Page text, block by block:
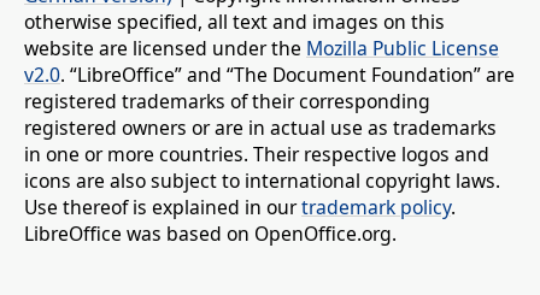
otherwise specified, all text and images on this
website are licensed under the Mozilla Public License
v2.0. “LibreOffice” and “The Document Foundation” are
registered trademarks of their corresponding
registered owners or are in actual use as trademarks
in one or more countries. Their respective logos and
icons are also subject to international copyright laws.
Use thereof is explained in ourtrademark policy.
LibreOffice was based on OpenOffice.org.